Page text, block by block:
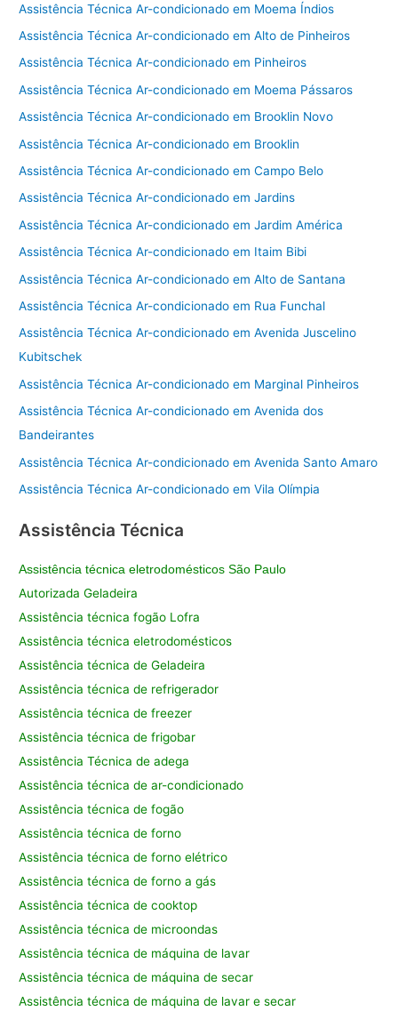
Assistência Técnica Ar-condicionado em Moema Índios
Assistência Técnica Ar-condicionado em Alto de Pinheiros
Assistência Técnica Ar-condicionado em Pinheiros
Assistência Técnica Ar-condicionado em Moema Pássaros
Assistência Técnica Ar-condicionado em Brooklin Novo
Assistência Técnica Ar-condicionado em Brooklin
Assistência Técnica Ar-condicionado em Campo Belo
Assistência Técnica Ar-condicionado em Jardins
Assistência Técnica Ar-condicionado em Jardim América
Assistência Técnica Ar-condicionado em Itaim Bibi
Assistência Técnica Ar-condicionado em Alto de Santana
Assistência Técnica Ar-condicionado em Rua Funchal
Assistência Técnica Ar-condicionado em Avenida Juscelino
Kubitschek
Assistência Técnica Ar-condicionado em Marginal Pinheiros
Assistência Técnica Ar-condicionado em Avenida dos
Bandeirantes
Assistência Técnica Ar-condicionado em Avenida Santo Amaro
Assistência Técnica Ar-condicionado em Vila Olímpia
Assistência Técnica
Assistência técnica eletrodomésticos São Paulo
Autorizada Geladeira
Assistência técnica fogão Lofra
Assistência técnica eletrodomésticos
Assistência técnica de Geladeira
Assistência técnica de refrigerador
Assistência técnica de freezer
Assistência técnica de frigobar
Assistência Técnica de adega
Assistência técnica de ar-condicionado
Assistência técnica de fogão
Assistência técnica de forno
Assistência técnica de forno elétrico
Assistência técnica de forno a gás
Assistência técnica de cooktop
Assistência técnica de microondas
Assistência técnica de máquina de lavar
Assistência técnica de máquina de secar
Assistência técnica de máquina de lavar e secar